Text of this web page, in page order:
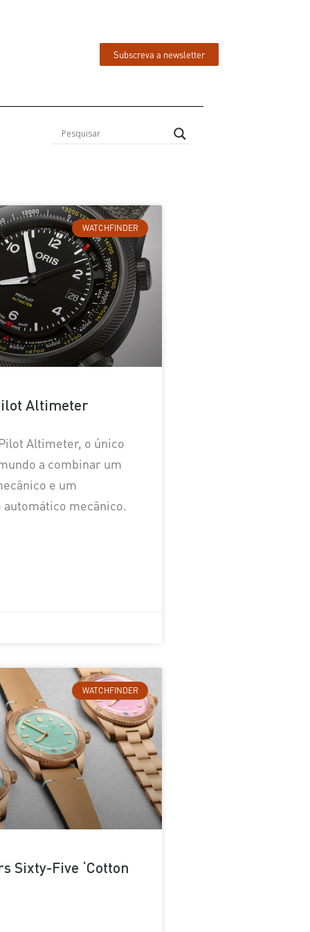
Subscreva a newsletter
WATCHFINDER
Altimeter
Altimeter, o único
a combinar um
e um
mecânico.
WATCHFINDER
Sixty-Five ‘Cotton